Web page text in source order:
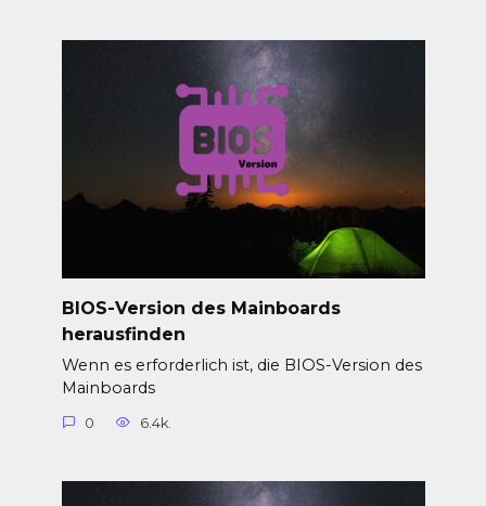
BIOS-Version des Mainboards
herausfinden
Wenn es erforderlich ist, die BIOS-Version des
Mainboards
0 6.4k.